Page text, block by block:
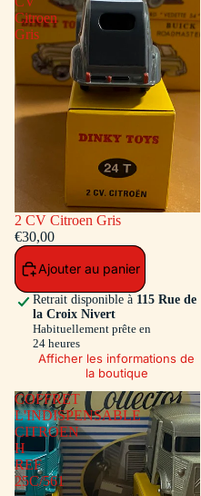
Citroen
Gris
2 CV Citroen Gris
€30,00
Ajouter au panier
Retrait disponible à 115 Rue de
la Croix Nivert
Habituellement prête en
24 heures
Afficher les informations de
la boutique
COFFRET
L'INDISPENSABLE
CITROEN
H
REF
25C/561